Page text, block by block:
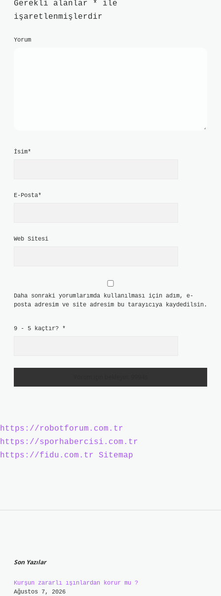
Gerekli alanlar *
ile
işaretlenmişlerdir
Yorum
İsim*
E-Posta*
Web Sitesi
Daha sonraki yorumlarımda kullanılması için adım, e-
posta adresim ve site adresim bu tarayıcıya kaydedilsin.
9 - 5 kaçtır? *
https://robotforum.com.tr
https://sporhabercisi.com.tr
https://fidu.com.tr
Sitemap
Son Yazılar
Kurşun zararlı ışınlardan korur mu ?
Ağustos 7, 2026